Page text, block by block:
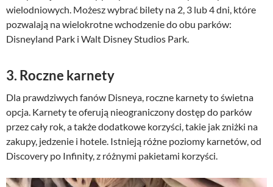
s
,
0
0
z
.
i
:
z
ł
.
wielodniowych. Możesz wybrać bilety na 2, 3 lub 4 dni, które
pozwalają na wielokrotne wchodzenie do obu parków:
Disneyland Park i Walt Disney Studios Park.
3. Roczne karnety
Dla prawdziwych fanów Disneya, roczne karnety to świetna
opcja. Karnety te oferują nieograniczony dostęp do parków
przez cały rok, a także dodatkowe korzyści, takie jak zniżki na
zakupy, jedzenie i hotele. Istnieją różne poziomy karnetów, od
Discovery po Infinity, z różnymi pakietami korzyści.